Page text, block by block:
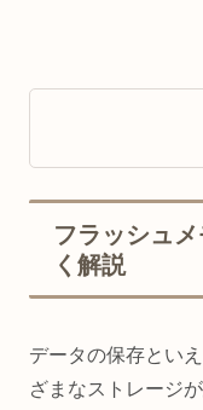
フラッシュ
く解説
データの保存とい
ざまなストレージ